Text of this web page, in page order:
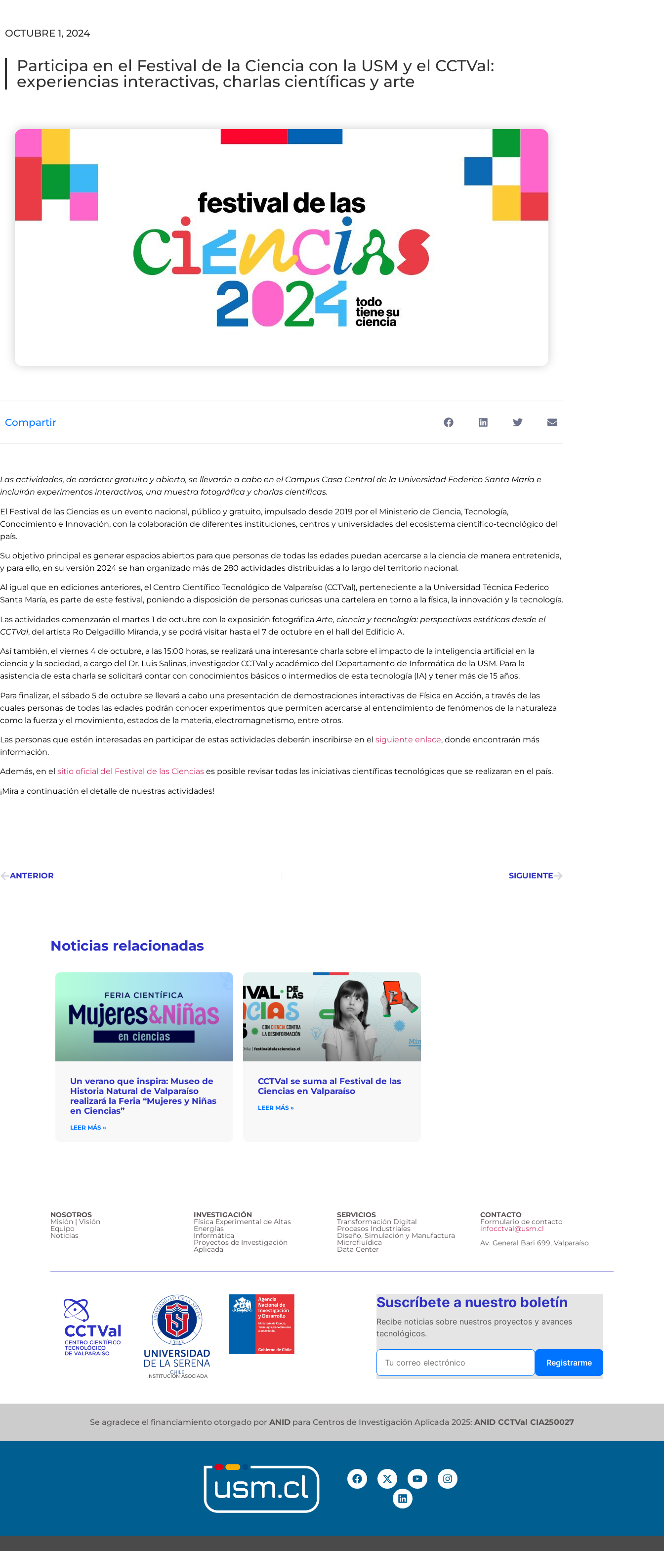
OCTUBRE 1, 2024
Participa en el Festival de la Ciencia con la USM y el CCTVal:
experiencias interactivas, charlas científicas y arte
Compartir
Las actividades, de carácter gratuito y abierto, se llevarán a cabo en el Campus Casa Central de la Universidad Federico Santa María e
incluirán experimentos interactivos, una muestra fotográfica y charlas científicas.
El Festival de las Ciencias es un evento nacional, público y gratuito, impulsado desde 2019 por el Ministerio de Ciencia, Tecnología,
Conocimiento e Innovación, con la colaboración de diferentes instituciones, centros y universidades del ecosistema científico-tecnológico del
país.
Su objetivo principal es generar espacios abiertos para que personas de todas las edades puedan acercarse a la ciencia de manera entretenida,
y para ello, en su versión 2024 se han organizado más de 280 actividades distribuidas a lo largo del territorio nacional.
Al igual que en ediciones anteriores, el Centro Científico Tecnológico de Valparaíso (CCTVal), perteneciente a la Universidad Técnica Federico
Santa María, es parte de este festival, poniendo a disposición de personas curiosas una cartelera en torno a la física, la innovación y la tecnología.
Las actividades comenzarán el martes 1 de octubre con la exposición fotográfica Arte, ciencia y tecnología: perspectivas estéticas desde el
CCTVal, del artista Ro Delgadillo Miranda, y se podrá visitar hasta el 7 de octubre en el hall del Edificio A.
Así también, el viernes 4 de octubre, a las 15:00 horas, se realizará una interesante charla sobre el impacto de la inteligencia artificial en la
ciencia y la sociedad, a cargo del Dr. Luis Salinas, investigador CCTVal y académico del Departamento de Informática de la USM. Para la
asistencia de esta charla se solicitará contar con conocimientos básicos o intermedios de esta tecnología (IA) y tener más de 15 años.
Para finalizar, el sábado 5 de octubre se llevará a cabo una presentación de demostraciones interactivas de Física en Acción, a través de las
cuales personas de todas las edades podrán conocer experimentos que permiten acercarse al entendimiento de fenómenos de la naturaleza
como la fuerza y el movimiento, estados de la materia, electromagnetismo, entre otros.
Las personas que estén interesadas en participar de estas actividades deberán inscribirse en el siguiente enlace, donde encontrarán más
información.
Además, en el sitio oficial del Festival de las Ciencias es posible revisar todas las iniciativas científicas tecnológicas que se realizaran en el país.
¡Mira a continuación el detalle de nuestras actividades!
ANTERIOR SIGUIENTE
Noticias relacionadas
Un verano que inspira: Museo de
Historia Natural de Valparaíso
realizará la Feria “Mujeres y Niñas
en Ciencias”
LEER MÁS »
CCTVal se suma al Festival de las
Ciencias en Valparaíso
LEER MÁS »
NOSOTROS
Misión | Visión
Equipo
Noticias
INVESTIGACIÓN
Física Experimental de Altas
Energías
Informática
Proyectos de Investigación
Aplicada
SERVICIOS
Transformación Digital
Procesos Industriales
Diseño, Simulación y Manufactura
Microfluídica
Data Center
CONTACTO
Formulario de contacto
infocctval@usm.cl
Av. General Bari 699, Valparaíso
INSTITUCIÓN ASOCIADA
Suscríbete a nuestro boletín
Recibe noticias sobre nuestros proyectos y avances
tecnológicos.
Registrarme
Se agradece el financiamiento otorgado por ANID para Centros de Investigación Aplicada 2025: ANID CCTVal CIA250027